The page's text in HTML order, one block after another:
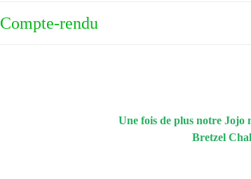
Compte-rendu
Une fois de plus notre Jojo
Bretzel